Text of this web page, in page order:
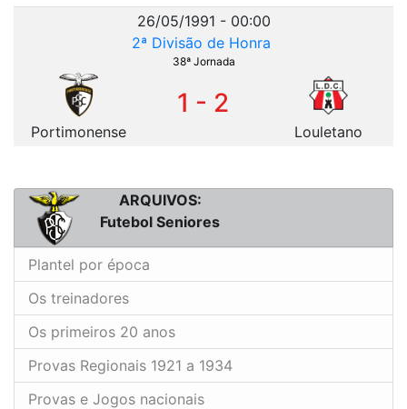
26/05/1991 - 00:00
2ª Divisão de Honra
38ª Jornada
Portimonense
1 - 2
Louletano
ARQUIVOS:
Futebol Seniores
Plantel por época
Os treinadores
Os primeiros 20 anos
Provas Regionais 1921 a 1934
Provas e Jogos nacionais